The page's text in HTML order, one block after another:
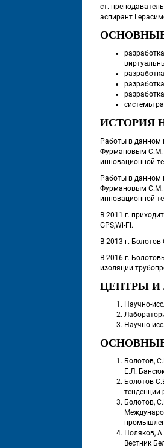
ст.
аспирант
системы
ИСТОРИЯ
Работы в данном
Фурмановым С.М.
инновационной
Работы в данном
Фурмановым С.М.
инновационной
В 2011 г.
GPS,Wi-Fi.
В 2013 г.
В 2016 г.
изоляции
ЦЕНТРЫ И
Научно-
Научно-
Болотов,
Е.Л.
Болотов
тенденции
Болотов,
Поляков,
Вестник